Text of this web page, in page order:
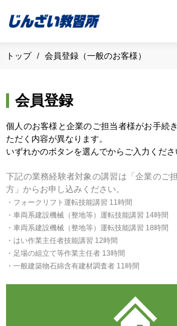
トップ 会員登録（一般のお客様）
会員登録
個人のお客様と企業のご担当者様がお手続
ただく内容が異なります。
いずれかのボタンを選んでからご入力くださ
下記の業務経験者対象の講習は「企業のご
方」からお申し込みください。
・フォークリフト運転技能講習 11時間
・車両系建設機械（整地等）運転技能講習 14時間
・車両系建設機械（整地等）運転技能講習 18時間
・はい作業主任者技能講習 12時間
・足場の組立て等作業主任者 13時間
・一般建築物石綿含有建材調査者 11時間